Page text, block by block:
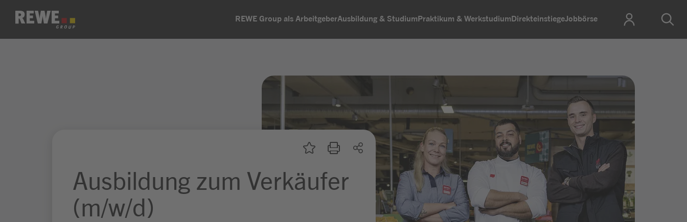
Zum Inhalt springen REWE Group als ArbeitgeberAusbildung & StudiumPraktikum & WerkstudiumDirekteinstiegeJobbörse
Ausbildung zum Verkäufer
(m/w/d)